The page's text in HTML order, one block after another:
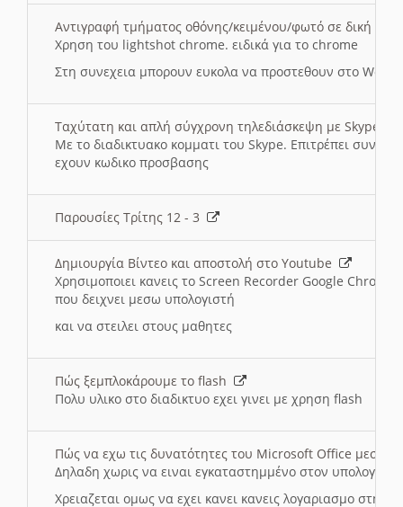
Αντιγραφή τμήματος οθόνης/κειμένου/φωτό σε δική
Χρηση του lightshot chrome. ειδικά για το chrome
Στη συνεχεια μπορουν ευκολα να προστεθουν στο Word
Ταχύτατη και απλή σύγχρονη τηλεδιάσκεψη με Skype
Με το διαδικτυακο κομματι του Skype. Επιτρέπει
εχουν κωδικο προσβασης
Παρουσίες Τρίτης 12 - 3
Δημιουργία Βίντεο και αποστολή στο Youtube
Χρησιμοποιει κανεις το Screen Recorder Google Chrome
που δειχνει μεσω υπολογιστή
και να στειλει στους μαθητες
Πώς ξεμπλοκάρουμε το flash
Πολυ υλικο στο διαδικτυο εχει γινει με χρηση flash
Πώς να εχω τις δυνατότητες του Microsoft Office μεσω
Δηλαδη χωρις να ειναι εγκαταστημμένο στον
Χρειαζεται ομως να εχει κανει κανεις λογαριασμο στη